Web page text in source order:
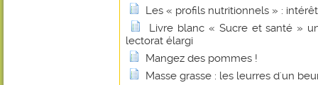
Les « profils nutritionnels » :
Livre blanc « Sucre et santé »
lectorat élargi
Mangez des pommes !
Masse grasse : les leurres d'un